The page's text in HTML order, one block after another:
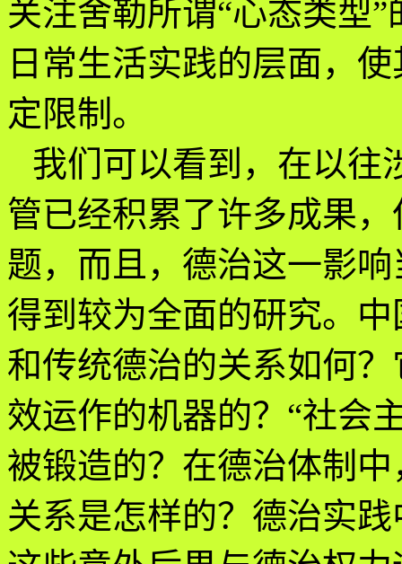
关注舍勒所谓“心态类型”
日常生活实践的层面，
定限制。
我们可以看到，在以往
管已经积累了许多成果
题，而且，德治这一影
得到较为全面的研究。
和传统德治的关系如何
效运作的机器的？“社会
被锻造的？在德治体制
关系是怎样的？德治实